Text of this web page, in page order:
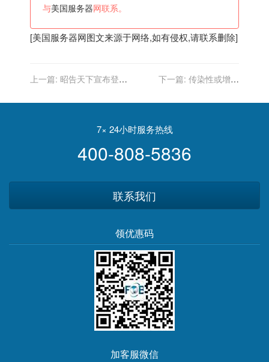
与美国服务器 网联系。
[美国服务器网图文来源于网络,如有侵权,请联系删除]
上一篇: 昭告天下宣布登基
下令驱散议会
下一篇: 传染性或增强
克戎毒株”感染病例，福奇：
7× 24小时服务热线
400-808-5836
联系我们
领优惠码
加客服微信